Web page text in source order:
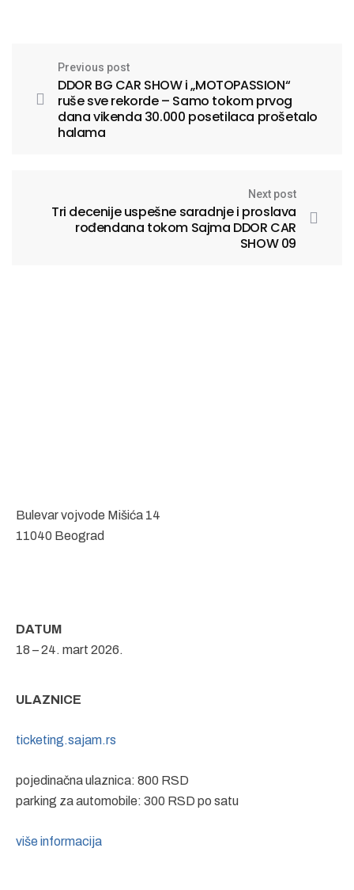
Previous post
DDOR BG CAR SHOW i „MOTOPASSION“
ruše sve rekorde – Samo tokom prvog
dana vikenda 30.000 posetilaca prošetalo
halama
Next post
Tri decenije uspešne saradnje i proslava
rođendana tokom Sajma DDOR CAR
SHOW 09
Bulevar vojvode Mišića 14
11040 Beograd
DATUM
18 – 24. mart 2026.
ULAZNICE
ticketing.sajam.rs
pojedinačna ulaznica: 800 RSD
parking za automobile: 300 RSD po satu
više informacija